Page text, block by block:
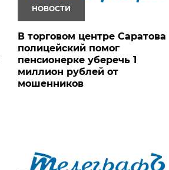
НОВОСТИ
В торговом центре Саратова
полицейский помог
пенсионерке уберечь 1
миллион рублей от
мошенников